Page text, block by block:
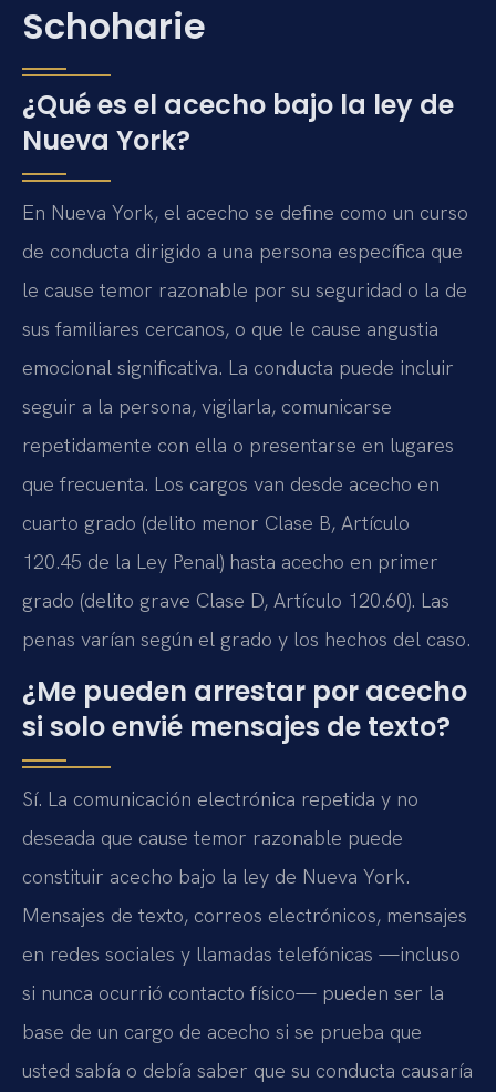
Schoharie
¿Qué es el acecho bajo la ley de
Nueva York?
En Nueva York, el acecho se define como un curso
de conducta dirigido a una persona específica que
le cause temor razonable por su seguridad o la de
sus familiares cercanos, o que le cause angustia
emocional significativa. La conducta puede incluir
seguir a la persona, vigilarla, comunicarse
repetidamente con ella o presentarse en lugares
que frecuenta. Los cargos van desde acecho en
cuarto grado (delito menor Clase B, Artículo
120.45 de la Ley Penal) hasta acecho en primer
grado (delito grave Clase D, Artículo 120.60). Las
penas varían según el grado y los hechos del caso.
¿Me pueden arrestar por acecho
si solo envié mensajes de texto?
Sí. La comunicación electrónica repetida y no
deseada que cause temor razonable puede
constituir acecho bajo la ley de Nueva York.
Mensajes de texto, correos electrónicos, mensajes
en redes sociales y llamadas telefónicas —incluso
si nunca ocurrió contacto físico— pueden ser la
base de un cargo de acecho si se prueba que
usted sabía o debía saber que su conducta causaría